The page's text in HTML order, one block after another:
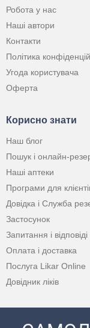
Робота у нас
Наші автори
Контакти
Політика
Угода користувача
Оферта
Корисно знати
Наш блог
Пошук і онлайн-
Наші аптеки
Програми для
Довідка і Служба
Застосунок
Запитання і відповіді
Оплата і доставка
Послуга Likar Online
Довідник ліків